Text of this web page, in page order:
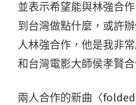
並表示希望能與林強合
到台灣做點什麼，或許
人林強合作，他是我非
和台灣電影大師侯孝賢合
兩人合作的新曲〈